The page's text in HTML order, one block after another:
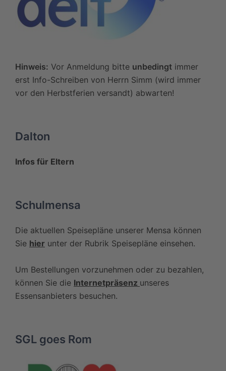
Hinweis: Vor Anmeldung bitte unbedingt immer
erst Info-Schreiben von Herrn Simm (wird immer
vor den Herbstferien versandt) abwarten!
Dalton
Infos für Eltern
Schulmensa
Die aktuellen Speisepläne unserer Mensa können
Sie hier unter der Rubrik Speisepläne einsehen.
Um Bestellungen vorzunehmen oder zu bezahlen,
können Sie die Internetpräsenz unseres
Essensanbieters besuchen.
SGL goes Rom